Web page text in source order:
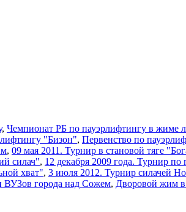
, Чемпионат РБ по пауэрлифтингу в жиме
"Бизон", Первенство по
, 09 мая 2011. Турнир в становой тяге
силач", 12 декабря 2009 года. Турнир
хват", 3 июля 2012. Турнир силачей
ВУЗов города над Сожем, Дворовой жим